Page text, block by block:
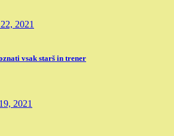
2021
vsak starš in trener
2021